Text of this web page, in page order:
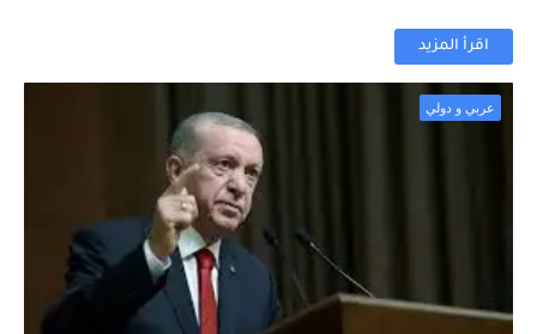
اقرأ المزيد
عربي و دولي